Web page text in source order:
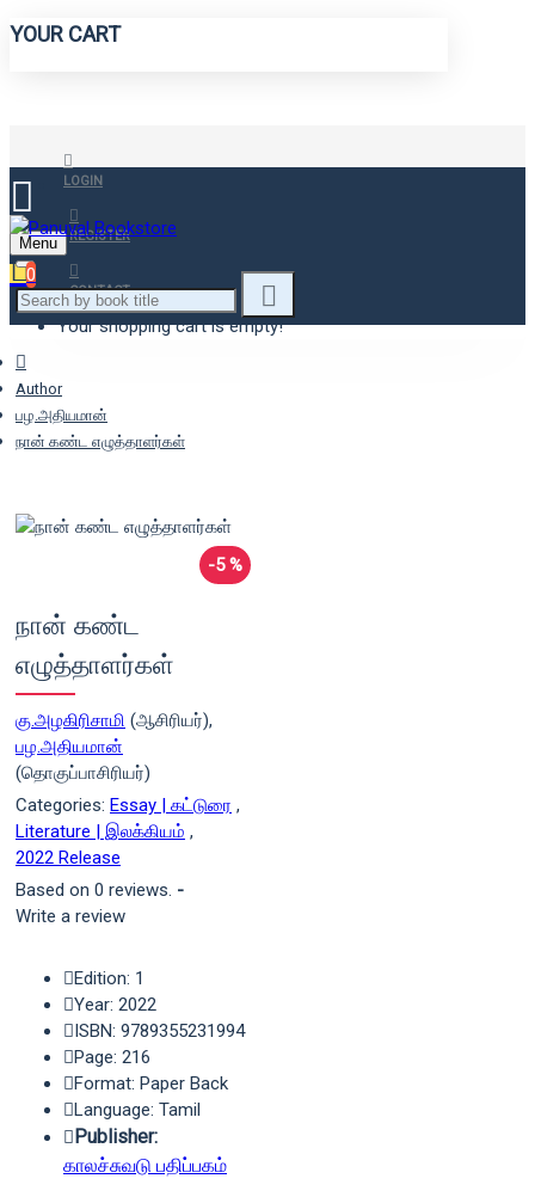
YOUR CART
LOGIN
REGISTER
CONTACT
Menu
0
Your shopping cart is empty!
Author
பழ.அதியமான்
நான் கண்ட எழுத்தாளர்கள்
-5 %
நான் கண்ட
எழுத்தாளர்கள்
கு.அழகிரிசாமி (ஆசிரியர்),
பழ.அதியமான்
(தொகுப்பாசிரியர்)
Categories: Essay | கட்டுரை ,
Literature | இலக்கியம் ,
2022 Release
Based on 0 reviews. -
Write a review
Edition: 1
Year: 2022
ISBN: 9789355231994
Page: 216
Format: Paper Back
Language: Tamil
Publisher:
காலச்சுவடு பதிப்பகம்